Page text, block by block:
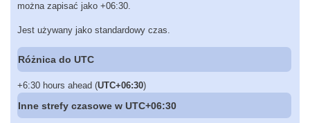
można zapisać jako +06:30.
Jest używany jako standardowy czas.
Różnica do UTC
+6:30 hours ahead (UTC+06:30)
Inne strefy czasowe w UTC+06:30